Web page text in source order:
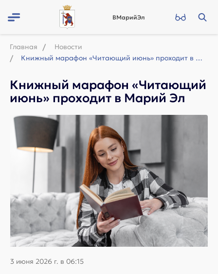
ВМарийЭл
Главная
Новости
Книжный марафон «Читающий июнь» проходит в Марий Эл
Книжный марафон «Читающий
июнь» проходит в Марий Эл
3 июня 2026 г. в 06:15